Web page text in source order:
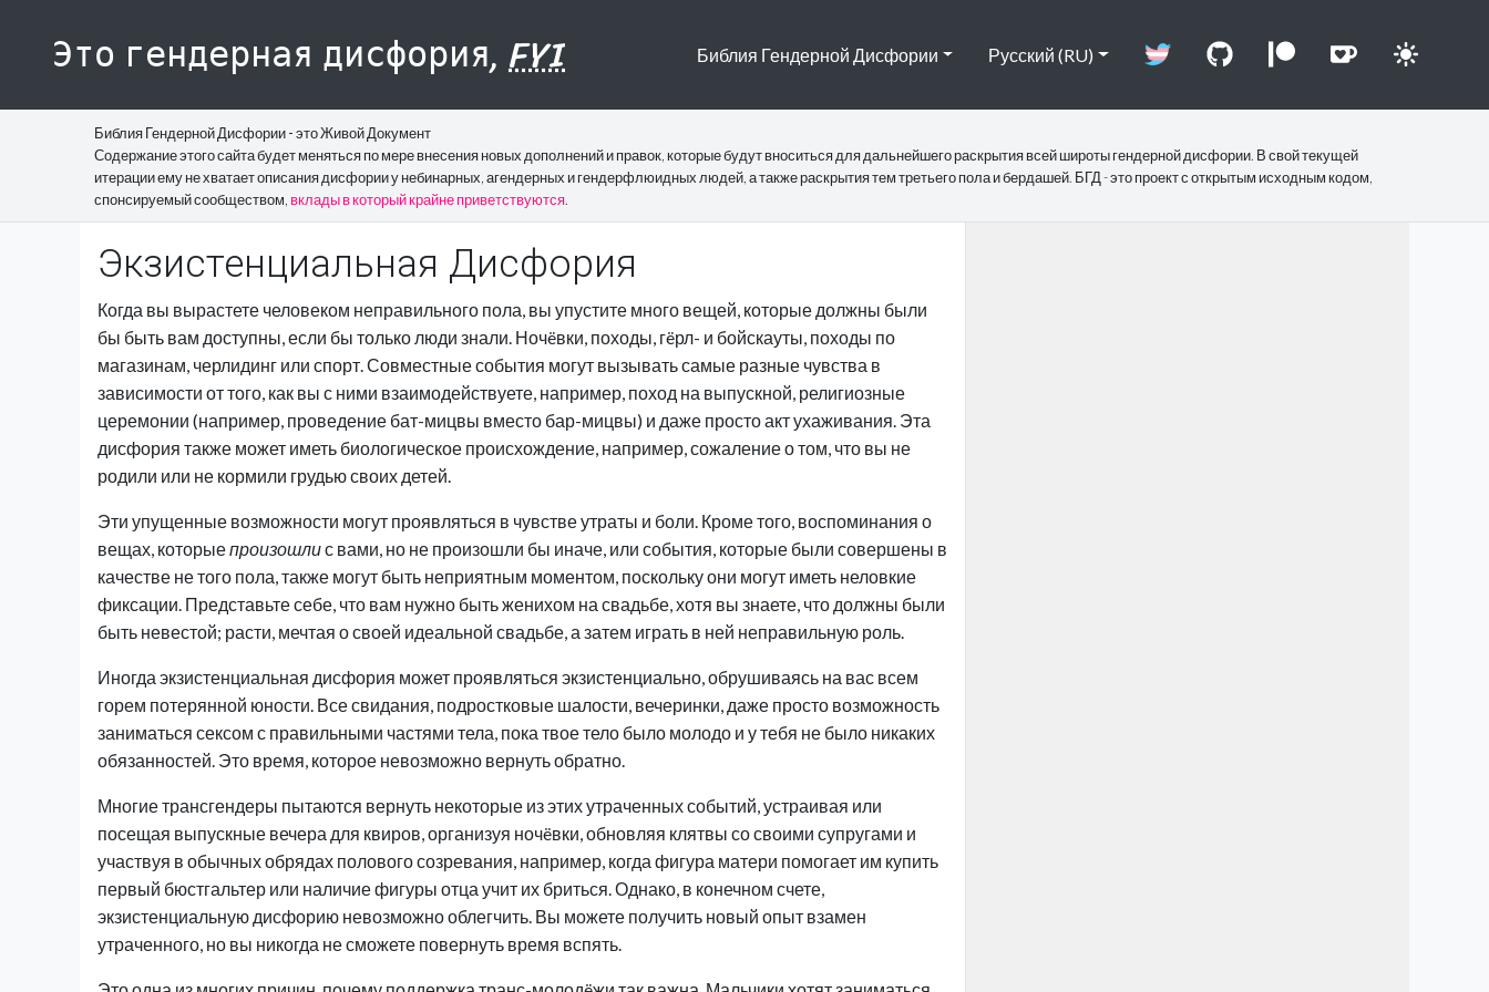
Это гендерная дисфория,FYI Библия Гендерной Дисфории Русский (RU)
Библия Гендерной Дисфории - это Живой Документ
Содержание этого сайта будет меняться по мере внесения новых дополнений и правок, которые будут вноситься для дальнейшего раскрытия всей широты гендерной дисфории. В свой текущей
итерации ему не хватает описания дисфории у небинарных, агендерных и гендерфлюидных людей, а также раскрытия тем третьего пола и бердашей. БГД - это проект с открытым исходным кодом,
спонсируемый сообществом, вклады в который крайне приветствуются.
Экзистенциальная Дисфория
Когда вы вырастете человеком неправильного пола, вы упустите много вещей, которые должны были
бы быть вам доступны, если бы только люди знали. Ночëвки, походы, гëрл- и бойскауты, походы по
магазинам, черлидинг или спорт. Совместные события могут вызывать самые разные чувства в
зависимости от того, как вы с ними взаимодействуете, например, поход на выпускной, религиозные
церемонии (например, проведение бат-мицвы вместо бар-мицвы) и даже просто акт ухаживания. Эта
дисфория также может иметь биологическое происхождение, например, сожаление о том, что вы не
родили или не кормили грудью своих детей.
Эти упущенные возможности могут проявляться в чувстве утраты и боли. Кроме того, воспоминания о
вещах, которыепроизошлис вами, но не произошли бы иначе, или события, которые были совершены в
качестве не того пола, также могут быть неприятным моментом, поскольку они могут иметь неловкие
фиксации. Представьте себе, что вам нужно быть женихом на свадьбе, хотя вы знаете, что должны были
быть невестой; расти, мечтая о своей идеальной свадьбе, а затем играть в ней неправильную роль.
Иногда экзистенциальная дисфория может проявляться экзистенциально, обрушиваясь на вас всем
горем потерянной юности. Все свидания, подростковые шалости, вечеринки, даже просто возможность
заниматься сексом с правильными частями тела, пока твое тело было молодо и у тебя не было никаких
обязанностей. Это время, которое невозможно вернуть обратно.
Многие трансгендеры пытаются вернуть некоторые из этих утраченных событий, устраивая или
посещая выпускные вечера для квиров, организуя ночëвки, обновляя клятвы со своими супругами и
участвуя в обычных обрядах полового созревания, например, когда фигура матери помогает им купить
первый бюстгальтер или наличие фигуры отца учит их бриться. Однако, в конечном счете,
экзистенциальную дисфорию невозможно облегчить. Вы можете получить новый опыт взамен
утраченного, но вы никогда не сможете повернуть время вспять.